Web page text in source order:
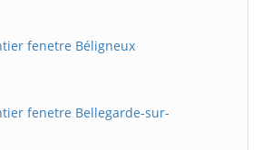
fenetre Béligneux
fenetre Bellegarde-sur-